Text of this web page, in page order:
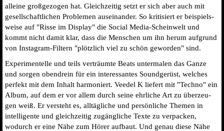
allei­ne groß­ge­zo­gen hat. Gleich­zei­tig setzt er sich aber auch mit
gesell­schaft­li­chen Pro­ble­men aus­ein­an­der. So kri­ti­siert er bei­spiels­
wei­se auf "Ris­se im Dis­play" die Soci­al Media-​Scheinwelt und
kommt nicht damit klar, dass die Men­schen um ihn her­um auf­grund
von Instagram-​Filtern "plötz­lich viel zu schön gewor­den" sind.
Expe­ri­men­tel­le und teils ver­träum­te Beats unter­ma­len das Gan­ze
und sor­gen oben­drein für ein inter­es­san­tes Sound­ge­rüst, wel­ches
per­fekt mit dem Inhalt har­mo­niert. Vee­del K lie­fert mit "Tech­no" ein
Album, auf dem er vor allem durch sei­ne ehr­li­che Art zu über­zeu­
gen weiß. Er ver­steht es, all­täg­li­che und per­sön­li­che The­men in
intel­li­gen­te und gleich­zei­tig zugäng­li­che Tex­te zu ver­pa­cken,
wodurch er eine Nähe zum Hörer auf­baut. Und genau die­se Nähe